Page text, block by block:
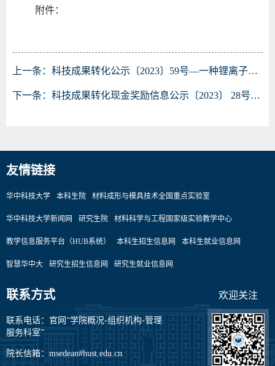
附件：
上一条： 科技成果转化公示〔2023〕59号—一种锂离子传导氧化物固体电解质及其制备方法等八项专利
下一条： 科技成果转化现金奖励信息公示〔2023〕 28号——一种锌有机电池及应用
友情链接
华中科技大学 本科生院 材料成形与模具技术全国重点实验室
华中科技大学新闻网 研究生院 材料科学与工程国家级实验教学中心
教学信息服务平台（HUB系统） 本科生招生信息网 本科生就业信息网
智慧华中大 研究生招生信息网 研究生就业信息网
联系方式
联系电话：官网“学院概况-组织机构-管理
服务科室”
院长信箱：msedean#hust.edu.cn
欢迎关注